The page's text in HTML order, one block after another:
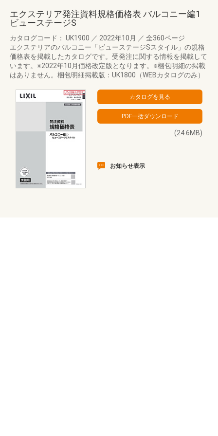
エクステリア発注資料規格価格表 バルコニー編1
ビューステージS
カタログコード： UK1900 ／ 2022年10月 ／ 全360ページ
エクステリアのバルコニー「ビューステージSスタイル」の規格
価格表を掲載したカタログです。受発注に関する情報を掲載して
います。※2022年10月価格改定版となります。※梱包明細の掲載
はありません。梱包明細掲載版：UK1800（WEBカタログのみ）
(24.6MB)
お知らせ表示